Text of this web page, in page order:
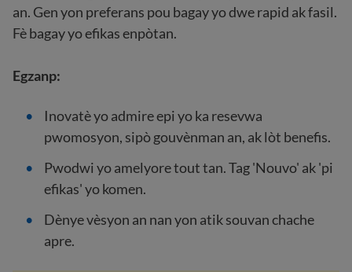
an. Gen yon preferans pou bagay yo dwe rapid ak fasil.
Fè bagay yo efikas enpòtan.
Egzanp:
Inovatè yo admire epi yo ka resevwa
pwomosyon, sipò gouvènman an, ak lòt benefis.
Pwodwi yo amelyore tout tan. Tag 'Nouvo' ak 'pi
efikas' yo komen.
Dènye vèsyon an nan yon atik souvan chache
apre.